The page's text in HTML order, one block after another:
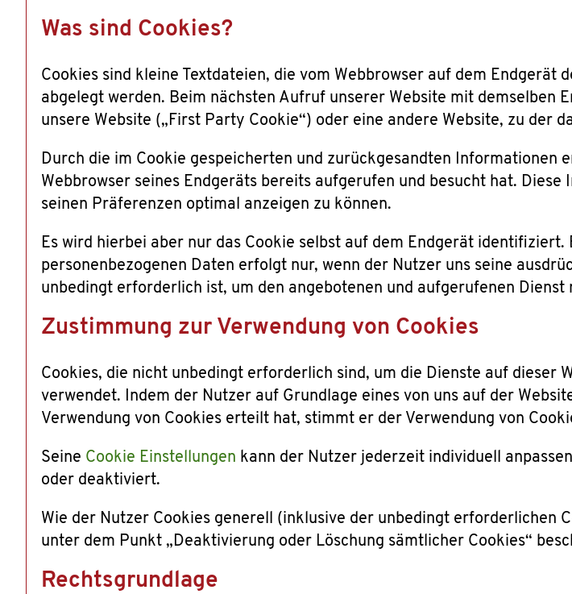
Was sind Cookies?
Cookies sind kleine Textdateien, die vom Webbrowser auf dem
abgelegt werden. Beim nächsten Aufruf unserer Website mit demselben
unsere Website („First Party Cookie“) oder eine andere Website, zu der
Durch die im Cookie gespeicherten und zurückgesandten Informationen
Webbrowser seines Endgeräts bereits aufgerufen und besucht hat.
seinen Präferenzen optimal anzeigen zu können.
Es wird hierbei aber nur das Cookie selbst auf dem Endgerät
personenbezogenen Daten erfolgt nur, wenn der Nutzer uns seine
unbedingt erforderlich ist, um den angebotenen und aufgerufenen Dienst
Zustimmung zur Verwendung von Cookies
Cookies, die nicht unbedingt erforderlich sind, um die Dienste auf dieser
verwendet. Indem der Nutzer auf Grundlage eines von uns auf der
Verwendung von Cookies erteilt hat, stimmt er der Verwendung von
Seine Cookie Einstellungen kann der Nutzer jederzeit individuell
oder deaktiviert.
Wie der Nutzer Cookies generell (inklusive der unbedingt erforderlichen
unter dem Punkt „Deaktivierung oder Löschung sämtlicher Cookies“
Rechtsgrundlage